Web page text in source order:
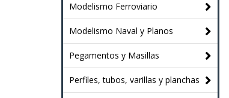
Modelismo Ferroviario
Modelismo Naval y Planos
Pegamentos y Masillas
Perfiles, tubos, varillas y planchas